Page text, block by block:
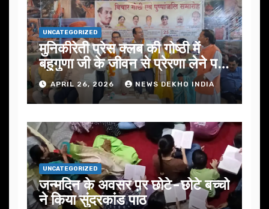
UNCATEGORIZED
मुनिकीरेती प्रेस क्लब की गोष्ठी में
बहुगुणा जी के जीवन से प्रेरणा लेने पर
जोरAPRIL 26, 2026 NEWS DEKHO INDIA
UNCATEGORIZED
जन्मदिन के अवसर प़र छोटे-छोटे बच्चो
ने किया सुंदरकांड पाठ